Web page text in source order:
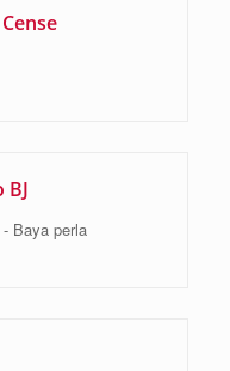
BJ
Baya perla